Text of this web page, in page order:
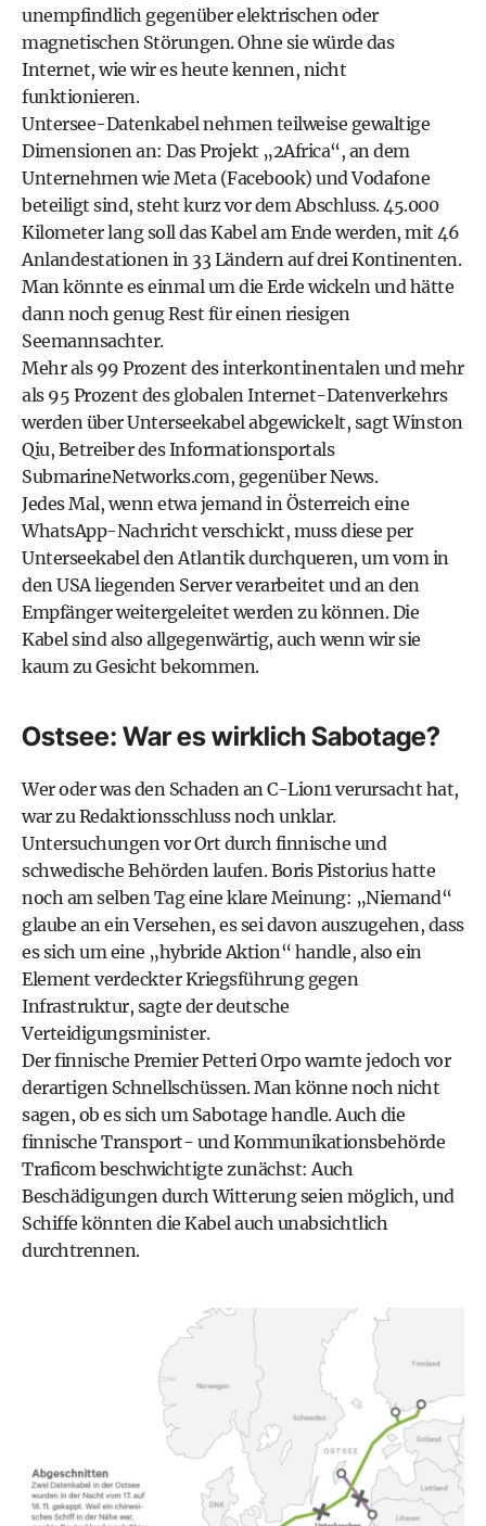
unempfindlich gegenüber elektrischen oder
magnetischen Störungen. Ohne sie würde das
Internet, wie wir es heute kennen, nicht
funktionieren.
Untersee-Datenkabel nehmen teilweise gewaltige
Dimensionen an: Das Projekt „2Africa“, an dem
Unternehmen wie Meta (Facebook) und Vodafone
beteiligt sind, steht kurz vor dem Abschluss. 45.000
Kilometer lang soll das Kabel am Ende werden, mit 46
Anlandestationen in 33 Ländern auf drei Kontinenten.
Man könnte es einmal um die Erde wickeln und hätte
dann noch genug Rest für einen riesigen
Seemannsachter.
Mehr als 99 Prozent des interkontinentalen und mehr
als 95 Prozent des globalen Internet-Datenverkehrs
werden über Unterseekabel abgewickelt, sagt Winston
Qiu, Betreiber des Informationsportals
SubmarineNetworks.com, gegenüber News.
Jedes Mal, wenn etwa jemand in Österreich eine
WhatsApp-Nachricht verschickt, muss diese per
Unterseekabel den Atlantik durchqueren, um vom in
den USA liegenden Server verarbeitet und an den
Empfänger weitergeleitet werden zu können. Die
Kabel sind also allgegenwärtig, auch wenn wir sie
kaum zu Gesicht bekommen.
Ostsee: War es wirklich Sabotage?
Wer oder was den Schaden an C-Lion1 verursacht hat,
war zu Redaktionsschluss noch unklar.
Untersuchungen vor Ort durch finnische und
schwedische Behörden laufen. Boris Pistorius hatte
noch am selben Tag eine klare Meinung: „Niemand“
glaube an ein Versehen, es sei davon auszugehen, dass
es sich um eine „hybride Aktion“ handle, also ein
Element verdeckter Kriegsführung gegen
Infrastruktur, sagte der deutsche
Verteidigungsminister.
Der finnische Premier Petteri Orpo warnte jedoch vor
derartigen Schnellschüssen. Man könne noch nicht
sagen, ob es sich um Sabotage handle. Auch die
finnische Transport- und Kommunikationsbehörde
Traficom beschwichtigte zunächst: Auch
Beschädigungen durch Witterung seien möglich, und
Schiffe könnten die Kabel auch unabsichtlich
durchtrennen.